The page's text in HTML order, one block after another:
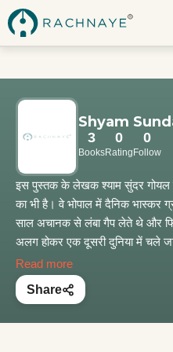
Shyam
3
Books
0
Rating
0
Follow
इस पुस्तक के लेखक श्याम सुंदर
का भी है। वे भोपाल में दैनिक भास्कर
साल अचानक से लंबा गैप लेते थे और
अलग होकर एक दूसरी दुनिया में चले
CC की TVS बाइक थी और ढेर सारा
सालों में 25,000 किलोमीटर की
दौरान वे भारत के 20 राज्यों और 5
Read more
Share